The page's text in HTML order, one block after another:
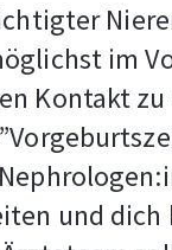
im
Kontakt
und